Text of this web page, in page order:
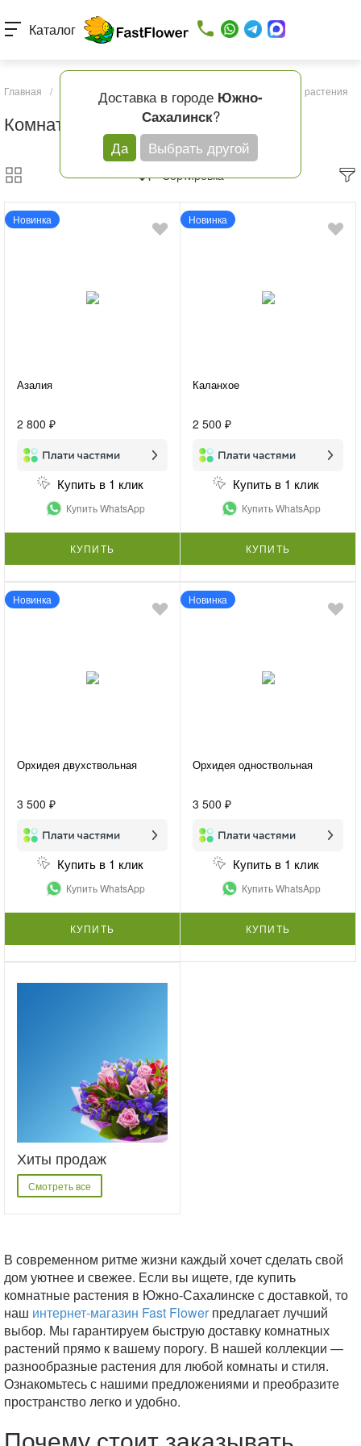
Доставка в городе Южно-
Сахалинск?
Да
Выбрать другой
Каталог
Главная / Каталог товаров Подарки и шары Комнатные растения
Комнатные растения
Сортировка
Новинка
Азалия
2 800 ₽
Купить в 1 клик
Купить WhatsApp
КУПИТЬ
Новинка
Каланхое
2 500 ₽
Купить в 1 клик
Купить WhatsApp
КУПИТЬ
Новинка
Орхидея двухствольная
3 500 ₽
Купить в 1 клик
Купить WhatsApp
КУПИТЬ
Новинка
Орхидея одноствольная
3 500 ₽
Купить в 1 клик
Купить WhatsApp
КУПИТЬ
Хиты продаж
Смотреть все
В современном ритме жизни каждый хочет сделать свой
дом уютнее и свежее. Если вы ищете, где купить
комнатные растения в Южно-Сахалинске с доставкой, то
наш интернет-магазин Fast Flower предлагает лучший
выбор. Мы гарантируем быструю доставку комнатных
растений прямо к вашему порогу. В нашей коллекции —
разнообразные растения для любой комнаты и стиля.
Ознакомьтесь с нашими предложениями и преобразите
пространство легко и удобно.